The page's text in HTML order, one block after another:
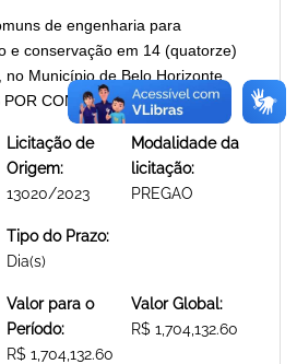
de engenharia para
e conservação em 14 (quatorze)
Município de Belo Horizonte
CONTRATO
Licitação de
Origem:
13020/2023
Modalidade da
licitação:
PREGAO
Tipo do Prazo:
Dia(s)
Valor para o
Período:
R$ 1,704,132.60
Valor Global:
R$ 1,704,132.60